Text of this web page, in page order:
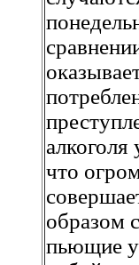
что
образом
пьющие